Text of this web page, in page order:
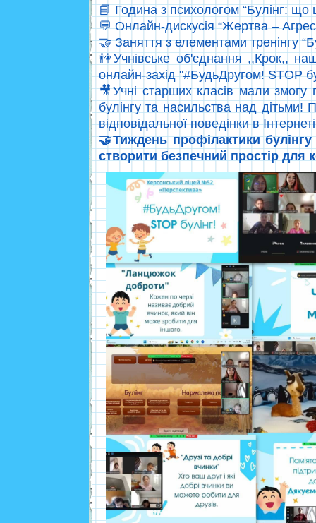
📘 Година з психологом “Булінг: що
💬 Онлайн-дискусія “Жертва –
🤝 Заняття з елементами тренінгу
👫Учнівське об'єднання ,,Крок,,
онлайн-захід "#БудьДругом! STOP
🎥Учні старших класів мали змогу
булінгу та насильства над
відповідальної поведінки в
🤝Тиждень профілактики
створити безпечний простір для